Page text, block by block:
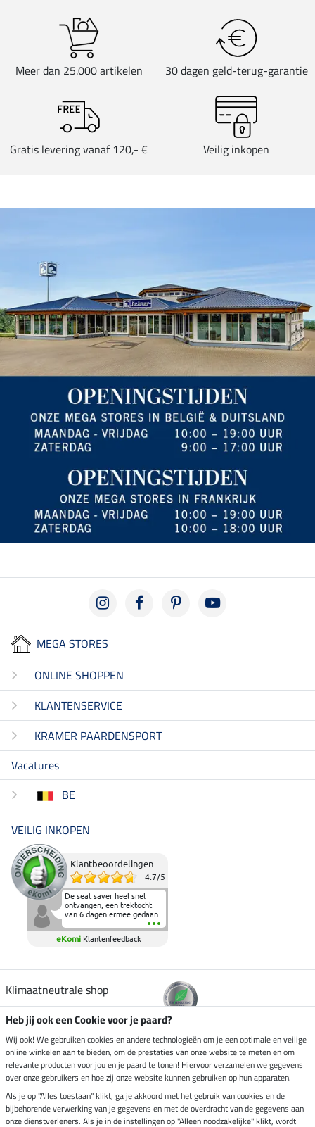
Meer dan 25.000 artikelen 30 dagen geld-terug-garantie
Gratis levering vanaf 120,- € Veilig inkopen
MEGA STORES
ONLINE SHOPPEN
KLANTENSERVICE
KRAMER PAARDENSPORT
Vacatures
BE
VEILIG INKOPEN
Klantbeoordelingen
4.7/5
De seat saver heel snel
ontvangen, een trektocht
van 6 dagen ermee gedaan
en deze heeft de beproeving
fantastisch doorstaan.
Heerlijk zacht om op te
elkaar in het zadel.
eKomi Klantenfeedback
Klimaatneutrale shop
Verzending per
Veilig betalen met
Heb jij ook een Cookie voor je paard?
Wij ook! We gebruiken cookies en andere technologieën om je een optimale en veilige
online winkelen aan te bieden, om de prestaties van onze website te meten en om
relevante producten voor jou en je paard te tonen! Hiervoor verzamelen we gegevens
over onze gebruikers en hoe zij onze website kunnen gebruiken op hun apparaten.
Als je op "Alles toestaan" klikt, ga je akkoord met het gebruik van cookies en de
bijbehorende verwerking van je gegevens en met de overdracht van de gegevens aan
onze dienstverleners. Als je in de instellingen op "Alleen noodzakelijke" klikt, wordt